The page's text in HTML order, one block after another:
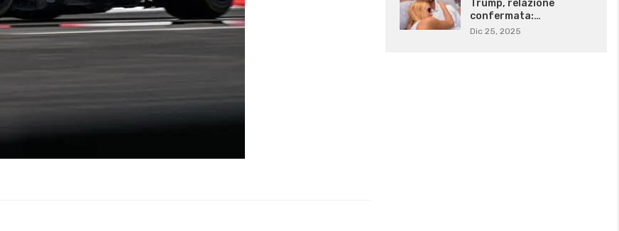
Trump, relazione
confermata:…
Dic 25, 2025